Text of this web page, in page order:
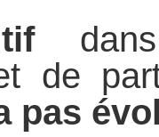
dans
de
pas